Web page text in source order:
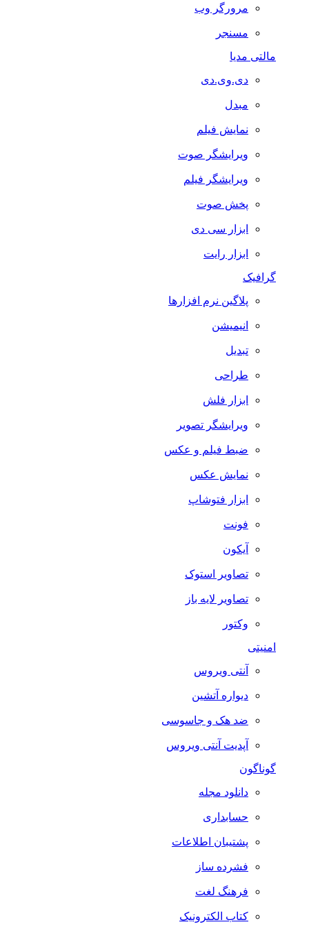
مرورگر وب
مسنجر
مالتی مدیا
دی.وی.دی
مبدل
نمایش فیلم
ویرایشگر صوت
ویرایشگر فیلم
پخش صوت
ابزار سی دی
ابزار رایت
گرافیک
پلاگین نرم افزارها
انیمیشن
تبدیل
طراحی
ابزار فلش
ویرایشگر تصویر
ضبط فيلم و عكس
نمایش عکس
ابزار فتوشاپ
فونت
آیکون
تصاویر استوک
تصاویر لایه باز
وکتور
امنیتی
آنتی ویروس
دیواره آتشین
ضد هک و جاسوسی
آپدیت آنتی ویروس
گوناگون
دانلود مجله
حسابداری
پشتیبان اطلاعات
فشرده ساز
فرهنگ لغت
کتاب الکترونیک